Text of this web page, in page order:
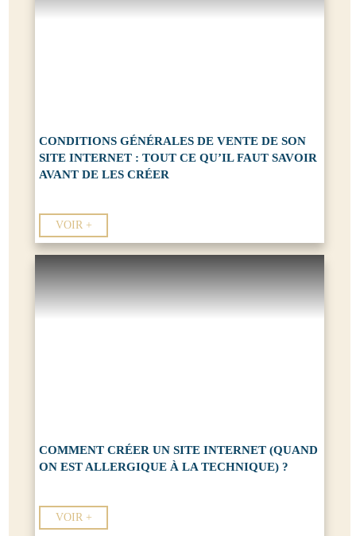
CONDITIONS GÉNÉRALES DE VENTE DE SON
SITE INTERNET : TOUT CE QU’IL FAUT SAVOIR
AVANT DE LES CRÉER
VOIR +
COMMENT CRÉER UN SITE INTERNET (QUAND
ON EST ALLERGIQUE À LA TECHNIQUE) ?
VOIR +